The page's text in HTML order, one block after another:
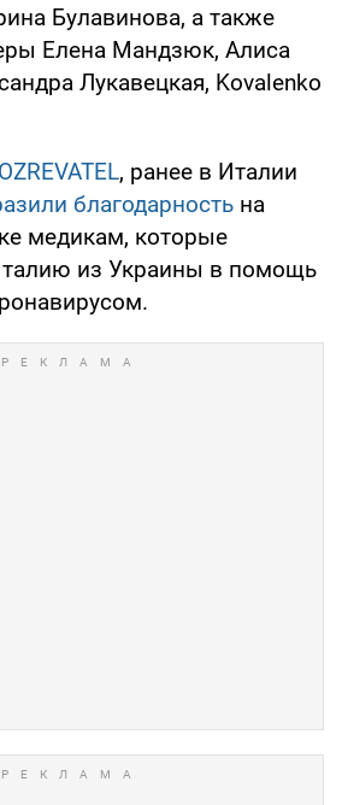
Булавинова, а также
Елена Мандзюк, Алиса
Лукавецкая, Kovalenko
, ранее в Италии
благодарность на
медикам, которые
из Украины в помощь